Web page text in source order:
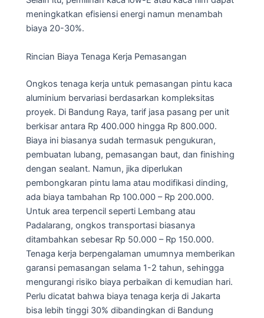
meningkatkan efisiensi energi namun menambah
biaya 20-30%.
Rincian Biaya Tenaga Kerja Pemasangan
Ongkos tenaga kerja untuk pemasangan pintu kaca
aluminium bervariasi berdasarkan kompleksitas
proyek. Di Bandung Raya, tarif jasa pasang per unit
berkisar antara Rp 400.000 hingga Rp 800.000.
Biaya ini biasanya sudah termasuk pengukuran,
pembuatan lubang, pemasangan baut, dan finishing
dengan sealant. Namun, jika diperlukan
pembongkaran pintu lama atau modifikasi dinding,
ada biaya tambahan Rp 100.000 – Rp 200.000.
Untuk area terpencil seperti Lembang atau
Padalarang, ongkos transportasi biasanya
ditambahkan sebesar Rp 50.000 – Rp 150.000.
Tenaga kerja berpengalaman umumnya memberikan
garansi pemasangan selama 1-2 tahun, sehingga
mengurangi risiko biaya perbaikan di kemudian hari.
Perlu dicatat bahwa biaya tenaga kerja di Jakarta
bisa lebih tinggi 30% dibandingkan di Bandung